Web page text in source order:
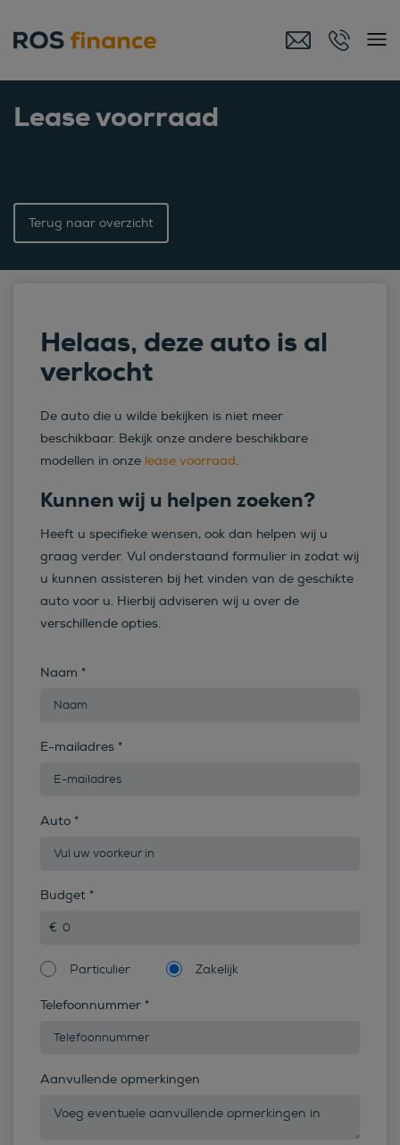
Lease voorraad
Terug naar overzicht
Helaas, deze auto is al
verkocht
De auto die u wilde bekijken is niet meer
beschikbaar. Bekijk onze andere beschikbare
modellen in onze lease voorraad.
Kunnen wij u helpen zoeken?
Heeft u specifieke wensen, ook dan helpen wij u
graag verder. Vul onderstaand formulier in zodat wij
u kunnen assisteren bij het vinden van de geschikte
auto voor u. Hierbij adviseren wij u over de
verschillende opties.
Naam *
E-mailadres *
Auto *
Budget *
Particulier Zakelijk
Telefoonnummer *
Aanvullende opmerkingen